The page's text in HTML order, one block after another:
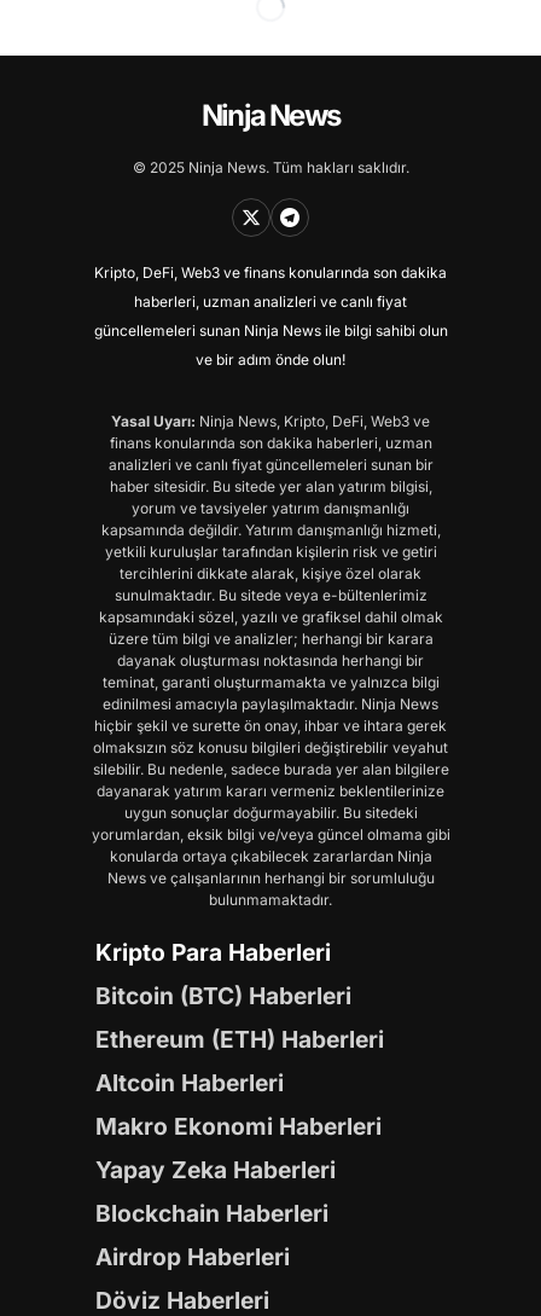
Ninja News
© 2025 Ninja News. Tüm hakları saklıdır.
Kripto, DeFi, Web3 ve finans konularında son dakika
haberleri, uzman analizleri ve canlı fiyat
güncellemeleri sunan Ninja News ile bilgi sahibi olun
ve bir adım önde olun!
Yasal Uyarı: Ninja News, Kripto, DeFi, Web3 ve
finans konularında son dakika haberleri, uzman
analizleri ve canlı fiyat güncellemeleri sunan bir
haber sitesidir. Bu sitede yer alan yatırım bilgisi,
yorum ve tavsiyeler yatırım danışmanlığı
kapsamında değildir. Yatırım danışmanlığı hizmeti,
yetkili kuruluşlar tarafından kişilerin risk ve getiri
tercihlerini dikkate alarak, kişiye özel olarak
sunulmaktadır. Bu sitede veya e-bültenlerimiz
kapsamındaki sözel, yazılı ve grafiksel dahil olmak
üzere tüm bilgi ve analizler; herhangi bir karara
dayanak oluşturması noktasında herhangi bir
teminat, garanti oluşturmamakta ve yalnızca bilgi
edinilmesi amacıyla paylaşılmaktadır. Ninja News
hiçbir şekil ve surette ön onay, ihbar ve ihtara gerek
olmaksızın söz konusu bilgileri değiştirebilir veyahut
silebilir. Bu nedenle, sadece burada yer alan bilgilere
dayanarak yatırım kararı vermeniz beklentilerinize
uygun sonuçlar doğurmayabilir. Bu sitedeki
yorumlardan, eksik bilgi ve/veya güncel olmama gibi
konularda ortaya çıkabilecek zararlardan Ninja
News ve çalışanlarının herhangi bir sorumluluğu
bulunmamaktadır.
Kripto Para Haberleri
Bitcoin (BTC) Haberleri
Ethereum (ETH) Haberleri
Altcoin Haberleri
Makro Ekonomi Haberleri
Yapay Zeka Haberleri
Blockchain Haberleri
Airdrop Haberleri
Döviz Haberleri